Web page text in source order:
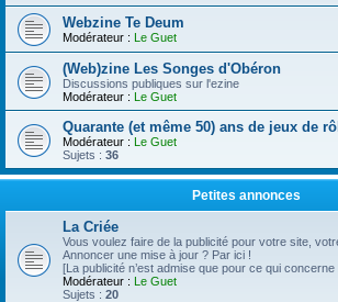
Webzine Te Deum
Modérateur : Le Guet
(Web)zine Les Songes d'Obéron
Discussions publiques sur l'ezine
Modérateur : Le Guet
Quarante (et même 50) ans de jeux de
Modérateur : Le Guet
Sujets : 36
Petites annonces
La Criée
Vous voulez faire de la publicité pour votre site,
Annoncer une mise à jour ? Par ici !
[La publicité n’est admise que pour ce qui concerne
Modérateur : Le Guet
Sujets : 20